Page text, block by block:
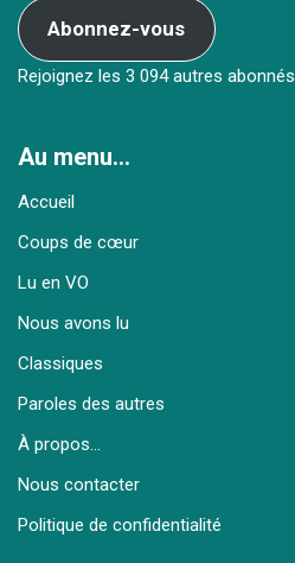
Abonnez-vous
Rejoignez les 3 094 autres abonnés
Au menu…
Accueil
Coups de cœur
Lu en VO
Nous avons lu
Classiques
Paroles des autres
À propos…
Nous contacter
Politique de confidentialité